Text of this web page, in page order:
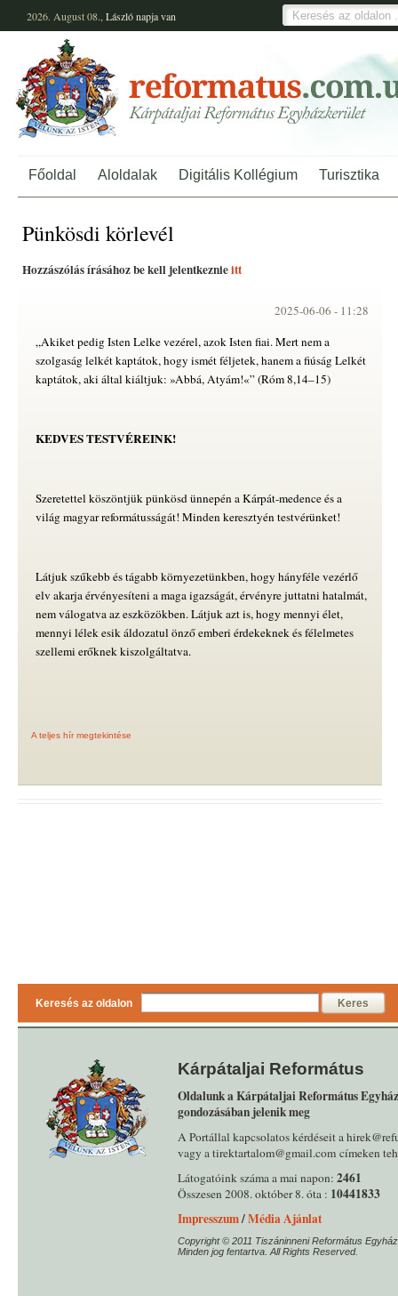
2026. August 08., Lászlónapja van
Főoldal Aloldalak Digitális Kollégium Turisztika
Pünkösdi körlevél
Hozzászólás írásához be kell jelentkeznieitt
2025-06-06 - 11:28
„Akiket pedig Isten Lelke vezérel, azok Isten fiai. Mert nem a
szolgaság lelkét kaptátok, hogy ismét féljetek, hanem a fiúság Lelkét
kaptátok, aki által kiáltjuk: »Abbá, Atyám!«” (Róm 8,14–15)
KEDVES TESTVÉREINK!
Szeretettel köszöntjük pünkösd ünnepén a Kárpát-medence és a
világ magyar reformátusságát! Minden keresztyén testvérünket!
Látjuk szűkebb és tágabb környezetünkben, hogy hányféle vezérlő
elv akarja érvényesíteni a maga igazságát, érvényre juttatni hatalmát,
nem válogatva az eszközökben. Látjuk azt is, hogy mennyi élet,
mennyi lélek esik áldozatul önző emberi érdekeknek és félelmetes
szellemi erőknek kiszolgáltatva.
A teljes hír megtekintése
Keresés az oldalon Keres
Kárpátaljai Református
Oldalunk a Kárpátaljai Református
gondozásában jelenik meg
A Portállal kapcsolatos kérdéseit a
vagy a tirektartalom@gmail.com címeken
Látogatóink száma a mai napon: 2461
Összesen 2008. október 8. óta : 10441833
Impresszum/Média Ajánlat
Copyright © 2011 Tiszáninneni Református
Minden jog fentartva. All Rights Reserved.